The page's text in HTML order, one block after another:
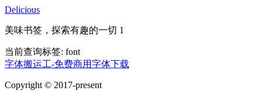
Delicious
美味书签，探索有趣的一切 1
当前查询标签: font
字体搬运工-免费商用字体下载
Copyright © 2017-present